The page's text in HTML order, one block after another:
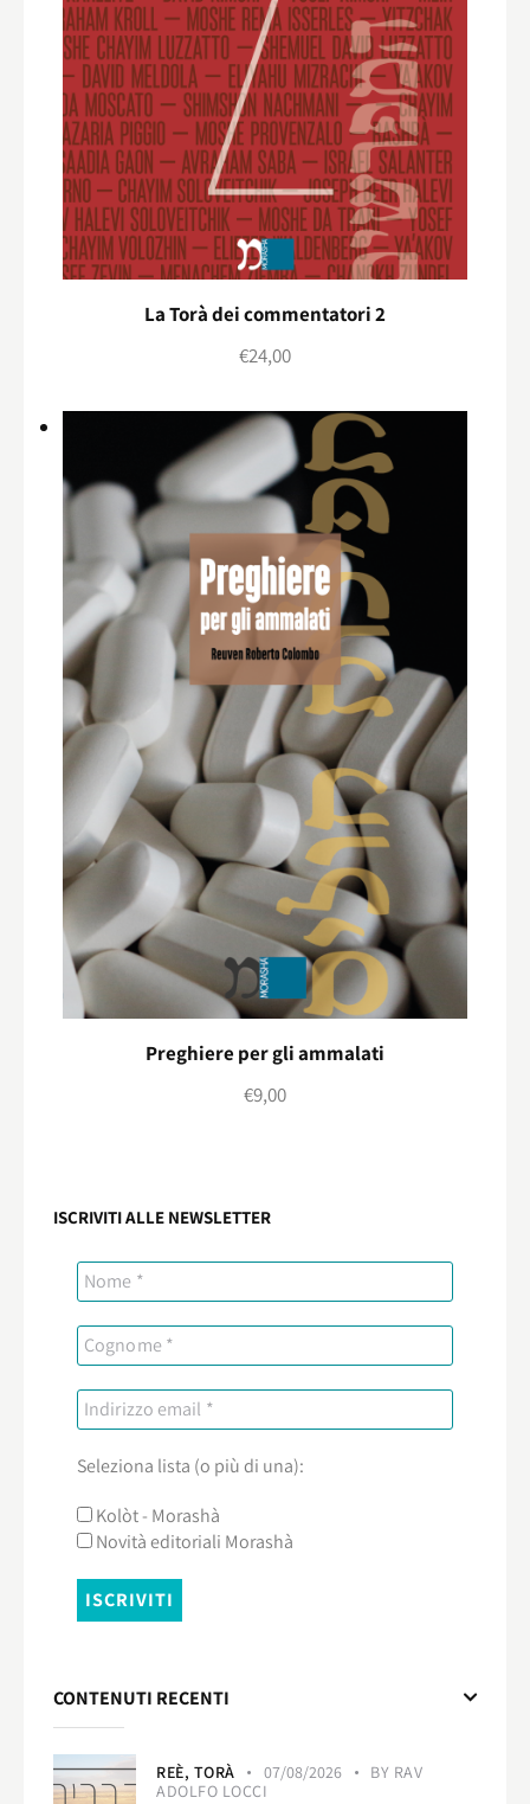
La Torà dei commentatori 2
€24,00
Preghiere per gli ammalati
€9,00
ISCRIVITI ALLE NEWSLETTER
Seleziona lista (o più di una):
Kolòt - Morashà
Novità editoriali Morashà
CONTENUTI RECENTI
REÈ, TORÀ 07/08/2026 BY RAV
ADOLFO LOCCI